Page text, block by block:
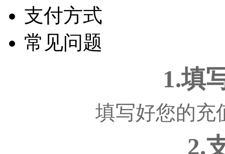
支付方式
常见问题
1.填
填写好您的充
2.